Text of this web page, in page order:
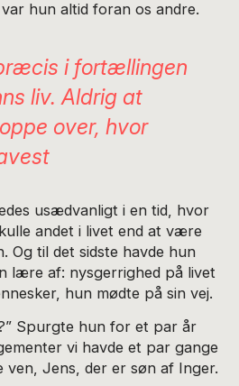
hun altid foran os andre.
i fortællingen
liv. Aldrig at
over, hvor
usædvanligt i en tid, hvor
andet i livet end at være
Og til det sidste havde hun
lære af: nysgerrighed på livet
hun mødte på sin vej.
Spurgte hun for et par år
vi havde et par gange
ven, Jens, der er søn af Inger.